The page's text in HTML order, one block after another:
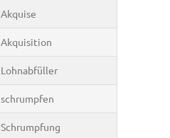
Akquise
Akquisition
Lohnabfüller
schrumpfen
Schrumpfung